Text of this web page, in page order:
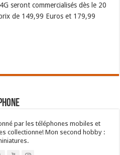
seront commercialisés dès le 20
de 149,99 Euros et 179,99
par les téléphones mobiles et
collectionne! Mon second hobby :